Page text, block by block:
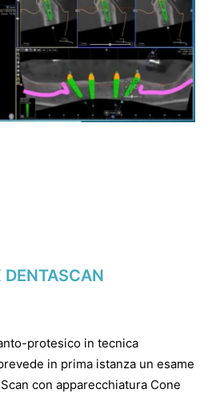
DENTASCAN
protesico in tecnica
in prima istanza un esame
con apparecchiatura Cone